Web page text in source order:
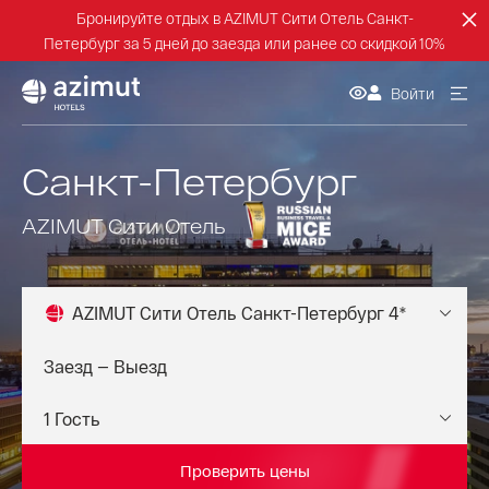
Бронируйте отдых в AZIMUT Сити Отель Санкт-
Петербург за 5 дней до заезда или ранее со скидкой 10%
Войти
AZIMUT Сити Отель Санкт-Петербург 4*
Проверить цены
Санкт-Петербург
AZIMUT Сити Отель